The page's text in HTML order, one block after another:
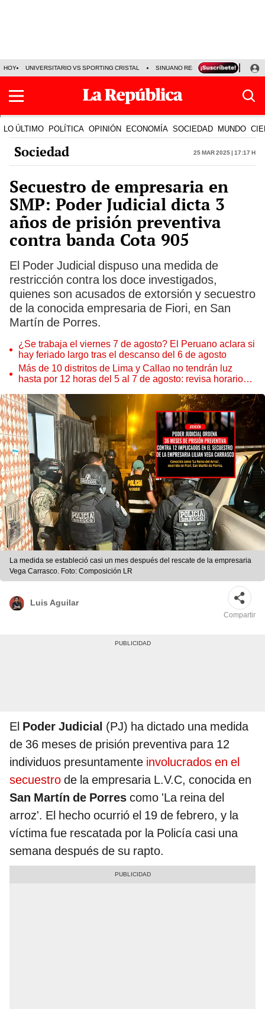
HOY UNIVERSITARIO VS SPORTING CRISTAL SINUANO RESULTADOS HOY
LO ÚLTIMO POLÍTICA OPINIÓN ECONOMÍA SOCIEDAD MUNDO
Sociedad 25 Mar 2025 | 17:17 h
Secuestro de empresaria en
SMP: Poder Judicial dicta 3
años de prisión preventiva
contra banda Cota 905
El Poder Judicial dispuso una medida de
restricción contra los doce investigados,
quienes son acusados de extorsión y secuestro
de la conocida empresaria de Fiori, en San
Martín de Porres.
¿Se trabaja el viernes 7 de agosto? El Peruano aclara si
hay feriado largo tras el descanso del 6 de agosto
Más de 10 distritos de Lima y Callao no tendrán luz
hasta por 12 horas del 5 al 7 de agosto: revisa horarios y
La medida se estableció casi un mes después del rescate de la empresaria
Vega Carrasco. Foto: Composición LR
Luis Aguilar
Compartir
El Poder Judicial (PJ) ha dictado una medida
de 36 meses de prisión preventiva para 12
individuos presuntamente involucrados en el
secuestro de la empresaria L.V.C, conocida en
San Martín de Porres como 'La reina del
arroz'. El hecho ocurrió el 19 de febrero, y la
víctima fue rescatada por la Policía casi una
semana después de su rapto.